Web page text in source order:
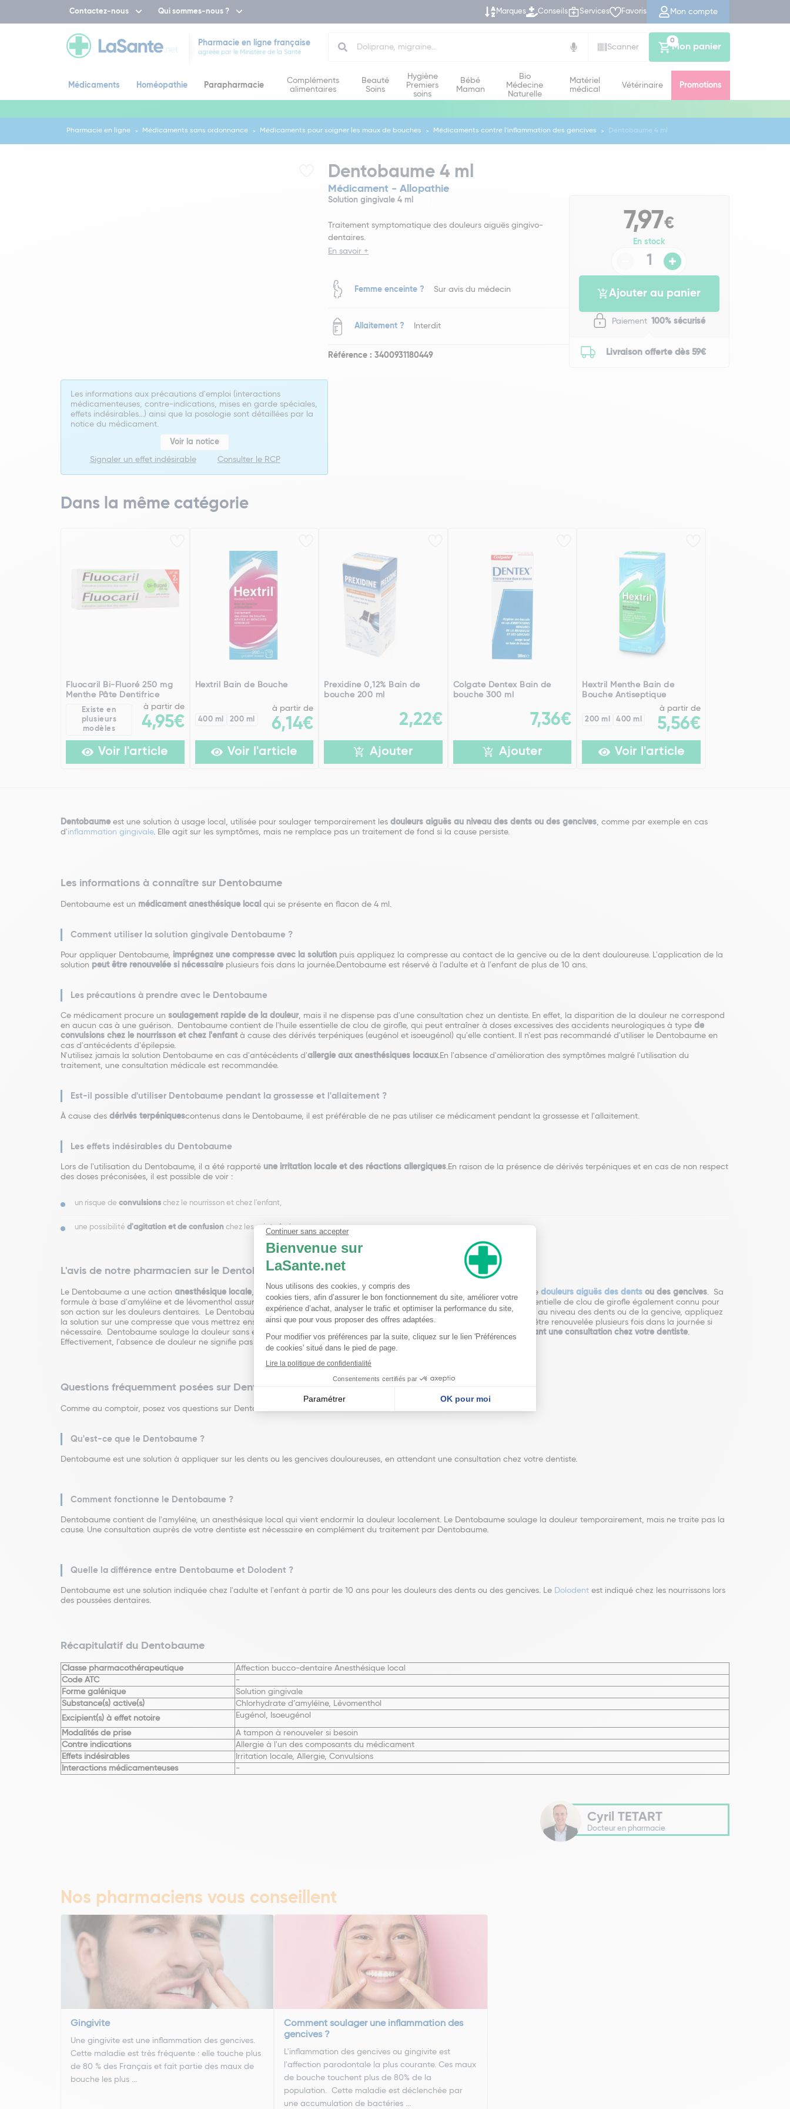
Contactez-nous Qui sommes-nous ? Marques Conseils Services Favoris Mon compte
Pharmacie en ligne française
agréée par le Ministère de la Santé
Scanner
Mon panier
0
Médicaments Homéopathie Parapharmacie
Compléments
alimentaires
Beauté
Soins
Hygiène
Premiers
soins
Bébé
Maman
Bio
Médecine
Naturelle
Matériel
médical
Vétérinaire Promotions
Pharmacie en ligne Médicaments sans ordonnance Médicaments pour soigner les maux de bouches Médicaments contre l'inflammation des gencives Dentobaume 4 ml
Dentobaume 4 ml
Médicament - Allopathie
Solution gingivale 4 ml
Traitement symptomatique des douleurs aiguës gingivo-
dentaires.
En savoir +
Femme enceinte ? Sur avis du médecin
Allaitement ? Interdit
Référence : 3400931180449
7,97€
En stock
Ajouter au panier
Paiement 100% sécurisé
Livraison offerte dès 59€
Les informations aux précautions d'emploi (interactions
médicamenteuses, contre-indications, mises en garde spéciales,
effets indésirables...) ainsi que la posologie sont détaillées par la
notice du médicament.
Voir la notice
Signaler un effet indésirable Consulter le RCP
Dans la même catégorie
Fluocaril Bi-Fluoré 250 mg
Menthe Pâte Dentifrice
Existe en
plusieurs
modèles
à partir de
4,95€
Voir l'article
Hextril Bain de Bouche
400 ml 200 ml
à partir de
6,14€
Voir l'article
Prexidine 0,12% Bain de
bouche 200 ml
2,22€
Ajouter
Colgate Dentex Bain de
bouche 300 ml
7,36€
Ajouter
Hextril Menthe Bain de
Bouche Antiseptique
200 ml 400 ml
à partir de
5,56€
Voir l'article
Dentobaume est une solution à usage local, utilisée pour soulager temporairement les douleurs aiguës au niveau des dents ou des gencives, comme par exemple en cas
d'inflammation gingivale. Elle agit sur les symptômes, mais ne remplace pas un traitement de fond si la cause persiste.
Les informations à connaître sur Dentobaume
Dentobaume est un médicament anesthésique local qui se présente en flacon de 4 ml.
Comment utiliser la solution gingivale Dentobaume ?
Pour appliquer Dentobaume, imprégnez une compresse avec la solution puis appliquez la compresse au contact de la gencive ou de la dent douloureuse. L'application de la
solution peut être renouvelée si nécessaire plusieurs fois dans la journée.Dentobaume est réservé à l'adulte et à l'enfant de plus de 10 ans.
Les précautions à prendre avec le Dentobaume
Ce médicament procure un soulagement rapide de la douleur, mais il ne dispense pas d'une consultation chez un dentiste. En effet, la disparition de la douleur ne correspond
en aucun cas à une guérison. Dentobaume contient de l'huile essentielle de clou de girofle, qui peut entraîner à doses excessives des accidents neurologiques à type de
convulsions chez le nourrisson et chez l'enfantà cause des dérivés terpéniques (eugénol et isoeugénol) qu'elle contient. Il n'est pas recommandé d'utiliser le Dentobaume en
cas d'antécédents d'épilepsie.
N'utilisez jamais la solution Dentobaume en cas d'antécédents d'allergie aux anesthésiques locaux.En l'absence d'amélioration des symptômes malgré l'utilisation du
traitement, une consultation médicale est recommandée.
Est-il possible d'utiliser Dentobaume pendant la grossesse et l'allaitement ?
À cause des dérivés terpéniquescontenus dans le Dentobaume, il est préférable de ne pas utiliser ce médicament pendant la grossesse et l'allaitement.
Les effets indésirables du Dentobaume
Lors de l'utilisation du Dentobaume, il a été rapporté une irritation locale et des réactions allergiques.En raison de la présence de dérivés terpéniques et en cas de non respect
des doses préconisées, il est possible de voir :
un risque de convulsions chez le nourrisson et chez l'enfant,
une possibilité d'agitation et de confusion chez les sujets âgés
L'avis de notre pharmacien sur le Dentobaume
Le Dentobaume a une action anesthésique locale, il va endormir la douleur. Il s'agit d'une solution gingivale utilisée en cas de douleurs aiguës des dents ou des gencives. Sa
formule à base d'amyléïne et de lévomenthol assure une action anesthésique localement. Il contient également de l'huile essentielle de clou de girofle également connu pour
son action sur les douleurs dentaires. Le Dentobaume estréservé à l'adulte et l'enfant de plus de 10 ans. En cas de douleurs au niveau des dents ou de la gencive, appliquez
la solution sur une compresse que vous mettrez ensuiteen contact de la gencive ou la dent douloureuse
. L'application peut être renouvelée plusieurs fois dans la journée si
nécessaire. Dentobaume soulage la douleur sans en traiter la cause. Son utilisation permet d'apporter du confort
en attendant une consultation chez votre dentiste.
Effectivement, l'absence de douleur ne signifie pas guérison. Sans soin, la douleur reviendra.
Questions fréquemment posées sur Dentobaume
Comme au comptoir, posez vos questions sur Dentobaume.
Qu'est-ce que le Dentobaume ?
Dentobaume est une solution à appliquer sur les dents ou les gencives douloureuses, en attendant une consultation chez votre dentiste.
Comment fonctionne le Dentobaume ?
Dentobaume contient de l'amyléïne, un anesthésique local qui vient endormir la douleur localement. Le Dentobaume soulage la douleur temporairement, mais ne traite pas la
cause. Une consultation auprès de votre dentiste est nécessaire en complément du traitement par Dentobaume.
Quelle la différence entre Dentobaume et Dolodent ?
Dentobaume est une solution indiquée chez l'adulte et l'enfant à partir de 10 ans pour les douleurs des dents ou des gencives. Le Dolodent est indiqué chez les nourrissons lors
des poussées dentaires.
Récapitulatif du Dentobaume
Classe pharmacothérapeutique
Affection bucco-dentaire Anesthésique local
Code ATC
-
Forme galénique
Solution gingivale
Substance(s) active(s)
Chlorhydrate d’amyléïne, Lévomenthol
Excipient(s) à effet notoire
Eugénol, Isoeugénol
Modalités de prise
A tampon à renouveler si besoin
Contre indications
Allergie à l'un des composants du médicament
Effets indésirables
Irritation locale, Allergie, Convulsions
Interactions médicamenteuses
-
Cyril TETART
Docteur en pharmacie
Nos pharmaciens vous conseillent
Gingivite
Une gingivite est une inflammation des gencives.
Cette maladie est très fréquente : elle touche plus
de 80 % des Français et fait partie des maux de
bouche les plus ...
Comment soulager une inflammation des
gencives ?
L'inflammation des gencives ou gingivite est
l'affection parodontale la plus courante. Ces maux
de bouche touchent plus de 80% de la
population. Cette maladie est déclenchée par
une accumulation de bactéries ...